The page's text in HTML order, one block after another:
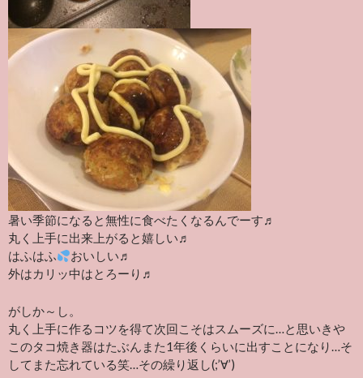
暑い季節になると無性に食べたくなるんでーす♬
丸く上手に出来上がると嬉しい♬
はふはふ
おいしい♬
外はカリッ中はとろーり♬
がしか～し。
丸く上手に作るコツを得て次回こそはスムーズに…と思いきや
このタコ焼き器はたぶんまた1年後くらいに出すことになり…そ
してまた忘れている笑…その繰り返し(;’∀’)